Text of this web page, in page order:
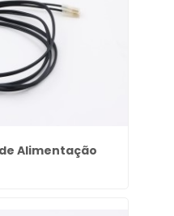
Alimentação